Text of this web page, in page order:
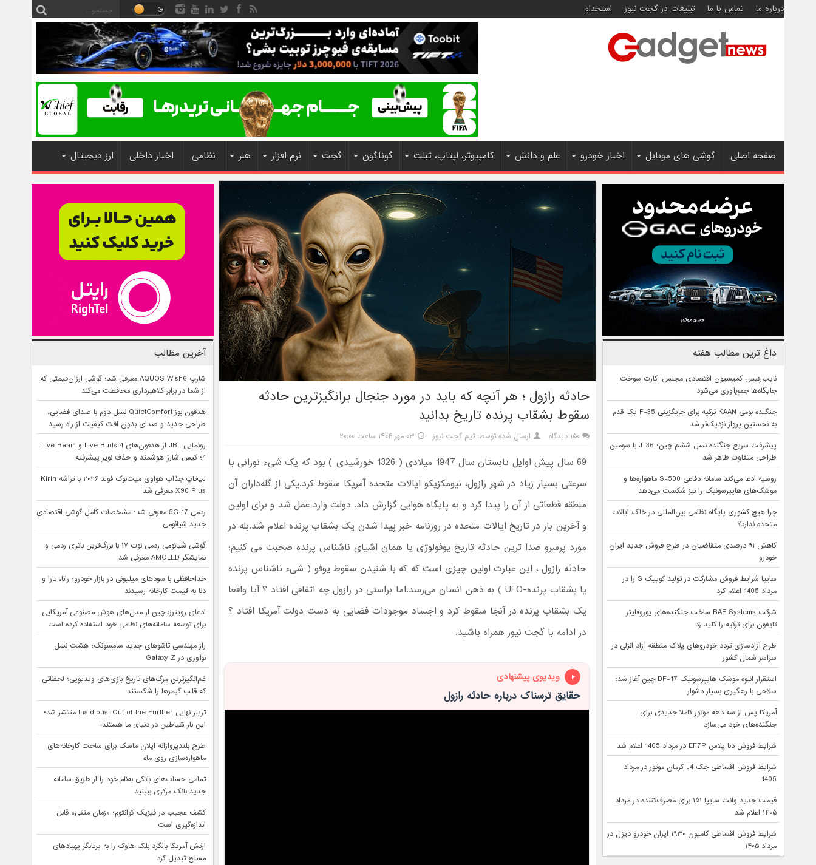
درباره ما تماس با ما تبلیغات در گجت نیوز استخدام
صفحه اصلی گوشی های موبایل اخبار خودرو علم و دانش کامپیوتر، لپتاپ، تبلت گوناگون گجت نرم افزار هنر نظامی اخبار داخلی ارز دیجیتال
حادثه رازول ؛ هر آنچه که باید در مورد جنجال برانگیزترین حادثه
سقوط بشقاب پرنده تاریخ بدانید
۱۵۰ دیدگاه ارسال شده توسط: تیم گجت نیوز ۰۳ مهر ۱۴۰۴ ساعت ۲۰:۰۰
69 سال پیش اوایل تابستان سال 1947 میلادی ( 1326 خورشیدی ) بود که یک شیء نورانی با
سرعتی بسیار زیاد در شهر رازول، نیومکزیکو ایالات متحده آمریکا سقوط کرد.یکی از گله‌داران آن
منطقه قطعاتی از آن را پیدا کرد و به پایگاه هوایی گزارش داد. دولت وارد عمل شد و برای اولین
و آخرین بار در تاریخ ایالات متحده در روزنامه خبر پیدا شدن یک بشقاب پرنده اعلام شد.بله در
مورد پرسرو صدا ترین حادثه تاریخ یوفولوژی یا همان اشیای ناشناس پرنده صحبت می کنیم؛
حادثه رازول ، این عبارت اولین چیزی است که که با شنیدن سقوط یوفو ( شیء ناشناس پرنده
یا بشقاب پرنده-UFO ) به ذهن انسان می‌رسد.اما براستی در رازول چه اتفاقی افتاد ؟ آیا واقعا
یک بشقاب پرنده در آنجا سقوط کرد و اجساد موجودات فضایی به دست دولت آمریکا افتاد ؟
در ادامه با گجت نیور همراه باشید.
ویدیوی پیشنهادی
حقایق ترسناک درباره حادثه رازول
داغ ترین مطالب هفته
نایب‌رئیس کمیسیون اقتصادی مجلس: کارت سوخت
جایگاه‌ها جمع‌آوری می‌شود
جنگنده بومی KAAN ترکیه برای جایگزینی F-35 یک قدم
به نخستین پرواز نزدیک‌تر شد
پیشرفت سریع جنگنده نسل ششم چین؛ J-36 با سومین
طراحی متفاوت ظاهر شد
روسیه ادعا می‌کند سامانه دفاعی S-500 ماهواره‌ها و
موشک‌های هایپرسونیک را نیز شکست می‌دهد
چرا هیچ کشوری پایگاه نظامی بین‌المللی در خاک ایالات
متحده ندارد؟
کاهش ۹۱ درصدی متقاضیان در طرح فروش جدید ایران
خودرو
سایپا شرایط فروش مشارکت در تولید کوییک S را در
مرداد 1405 اعلام کرد
شرکت BAE Systems ساخت جنگنده‌های یوروفایتر
تایفون برای ترکیه را کلید زد
طرح آزادسازی تردد خودروهای پلاک منطقه آزاد انزلی در
سراسر شمال کشور
استقرار انبوه موشک هایپرسونیک DF-17 چین آغاز شد؛
سلاحی با رهگیری بسیار دشوار
آمریکا پس از سه دهه موتور کاملا جدیدی برای
جنگنده‌های خود می‌سازد
شرایط فروش دنا پلاس EF7P در مرداد 1405 اعلام شد
شرایط فروش اقساطی جک J4 کرمان موتور در مرداد
1405
قیمت جدید وانت سایپا ۱۵۱ برای مصرف‌کننده در مرداد
۱۴۰۵ اعلام شد
شرایط فروش اقساطی کامیون ۱۹۳۰ ایران خودرو دیزل در
مرداد ۱۴۰۵
آخرین مطالب
شارپ AQUOS Wish6 معرفی شد؛ گوشی ارزان‌قیمتی که
از شما در برابر کلاهبرداری محافظت می‌کند
هدفون بوز QuietComfort نسل دوم با صدای فضایی،
طراحی جدید و صدای بدون افت کیفیت از راه رسید
رونمایی JBL از هدفون‌های Live Buds 4 و Live Beam
4؛ کیس شارژ هوشمند و حذف نویز پیشرفته
لپ‌تاپ جذاب هواوی میت‌بوک فولد ۲۰۲۶ با تراشه Kirin
X90 Plus معرفی شد
ردمی 17 5G معرفی شد؛ مشخصات کامل گوشی اقتصادی
جدید شیائومی
گوشی شیائومی ردمی نوت ۱۷ با بزرگ‌ترین باتری ردمی و
نمایشگر AMOLED معرفی شد
خداحافظی با سودهای میلیونی در بازار خودرو؛ رانا، تارا و
دنا به قیمت کارخانه رسیدند
ادعای رویترز: چین از مدل‌های هوش مصنوعی آمریکایی
برای توسعه سامانه‌های نظامی خود استفاده کرده است
راز مهندسی تاشوهای جدید سامسونگ؛ هشت نسل
نوآوری در Galaxy Z
غم‌انگیزترین مرگ‌های تاریخ بازی‌های ویدیویی؛ لحظاتی
که قلب گیمرها را شکستند
تریلر نهایی Insidious: Out of the Further منتشر شد؛
این بار شیاطین در دنیای ما هستند!
طرح بلندپروازانه ایلان ماسک برای ساخت کارخانه‌های
ماهواره‌سازی روی ماه
تمامی حساب‌های بانکی به‌نام خود را از طریق سامانه
جدید بانک مرکزی ببینید
کشف عجیب در فیزیک کوانتوم؛ «زمان منفی» قابل
اندازه‌گیری است
ارتش آمریکا بالگرد بلک هاوک را به پرتابگر پهپادهای
مسلح تبدیل کرد